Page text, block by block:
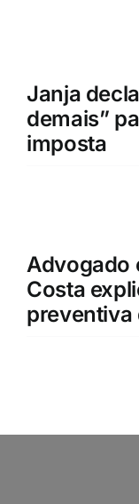
Janja
demais”
imposta
Advogado
Costa
preventiva